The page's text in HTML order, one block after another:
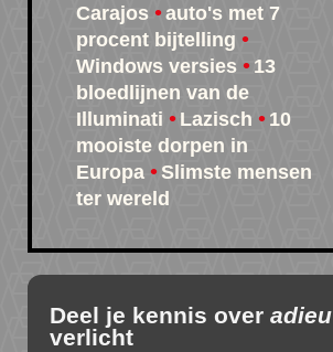
Carajos
auto's met 7
procent bijtelling
Windows versies
13
bloedlijnen van de
Illuminati
Lazisch
10
mooiste dorpen in
Europa
Slimste mensen
ter wereld
Deel je kennis over adieu
verlicht